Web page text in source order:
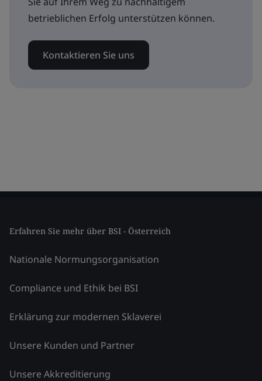
betrieblichen Erfolg unterstützen können.
Kontaktieren Sie uns
Erfahren Sie mehr über BSI - Österreich
Nationale Normungsorganisation
Compliance und Ethik bei BSI
Erklärung zur modernen Sklaverei
Unsere Kunden und Partner
Unsere Akkreditierung